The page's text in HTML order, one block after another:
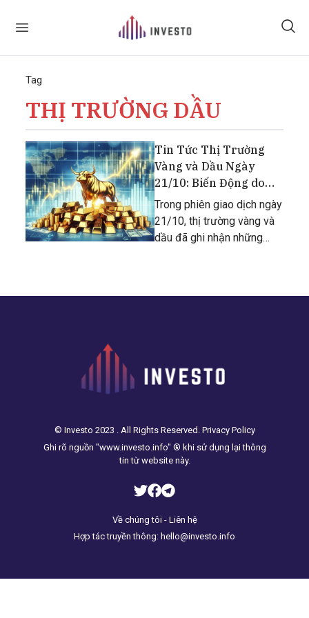
Tag
THỊ TRƯỜNG DẦU
Tin Tức Thị Trường
Vàng và Dầu Ngày
21/10: Biến Động do
Căng Thẳng Địa Chính
Trị
Trong phiên giao dịch ngày
21/10, thị trường vàng và
dầu đã ghi nhận những
© Investo 2023 . All Rights Reserved. Privacy Policy
Ghi rõ nguồn "www.investo.info" ® khi sử dụng lại thông
tin từ website này.
Về chúng tôi - Liên hệ
Hợp tác truyền thông: hello@investo.info